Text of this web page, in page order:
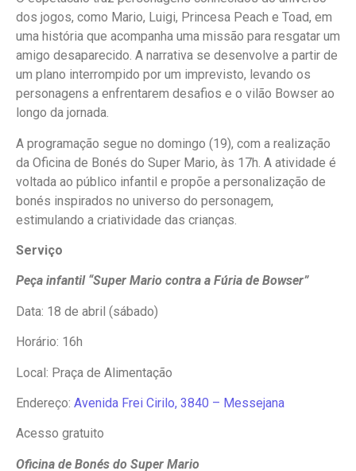
dos jogos, como Mario, Luigi, Princesa Peach e Toad, em
uma história que acompanha uma missão para resgatar um
amigo desaparecido. A narrativa se desenvolve a partir de
um plano interrompido por um imprevisto, levando os
personagens a enfrentarem desafios e o vilão Bowser ao
longo da jornada.
A programação segue no domingo (19), com a realização
da Oficina de Bonés do Super Mario, às 17h. A atividade é
voltada ao público infantil e propõe a personalização de
bonés inspirados no universo do personagem,
estimulando a criatividade das crianças.
Serviço
Peça infantil “Super Mario contra a Fúria de Bowser”
Data: 18 de abril (sábado)
Horário: 16h
Local: Praça de Alimentação
Endereço: Avenida Frei Cirilo, 3840 – Messejana
Acesso gratuito
Oficina de Bonés do Super Mario